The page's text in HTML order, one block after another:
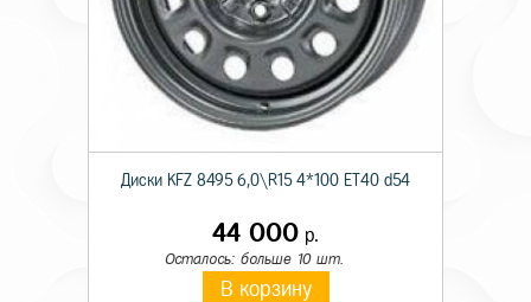
Диски KFZ 8495 6,0\R15 4*100 ET40 d54
44 000 р.
Осталось: больше 10 шт.
В корзину